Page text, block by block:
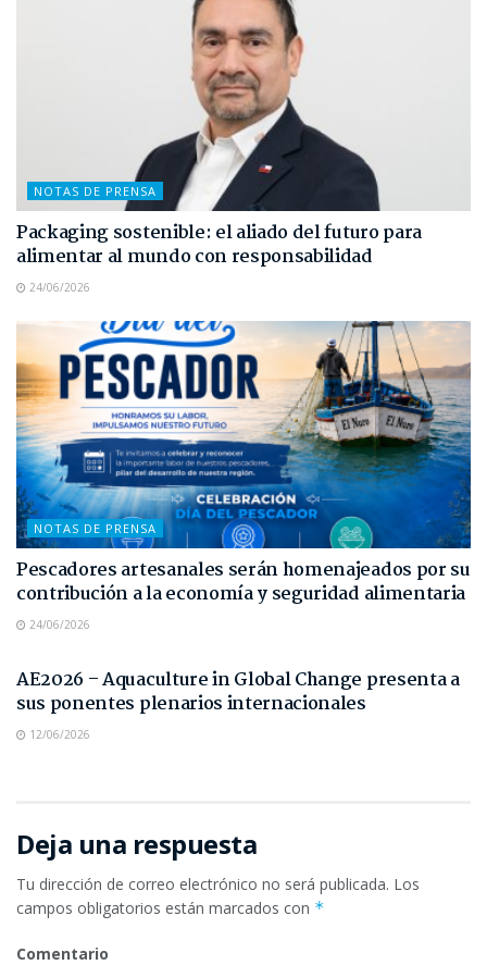
NOTAS DE PRENSA
Packaging sostenible: el aliado del futuro para
alimentar al mundo con responsabilidad
24/06/2026
NOTAS DE PRENSA
Pescadores artesanales serán homenajeados por su
contribución a la economía y seguridad alimentaria
24/06/2026
AE2026 – Aquaculture in Global Change presenta a
sus ponentes plenarios internacionales
12/06/2026
Deja una respuesta
Tu dirección de correo electrónico no será publicada. Los
campos obligatorios están marcados con *
Comentario